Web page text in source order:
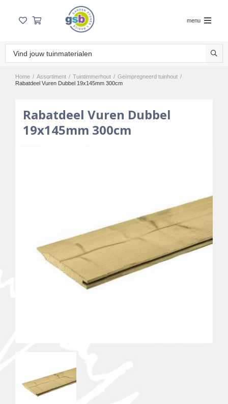
menu
Home / Assortiment / Tuintimmerhout / Geïmpregneerd tuinhout /
Rabatdeel Vuren Dubbel 19x145mm 300cm
Rabatdeel Vuren Dubbel
19x145mm 300cm